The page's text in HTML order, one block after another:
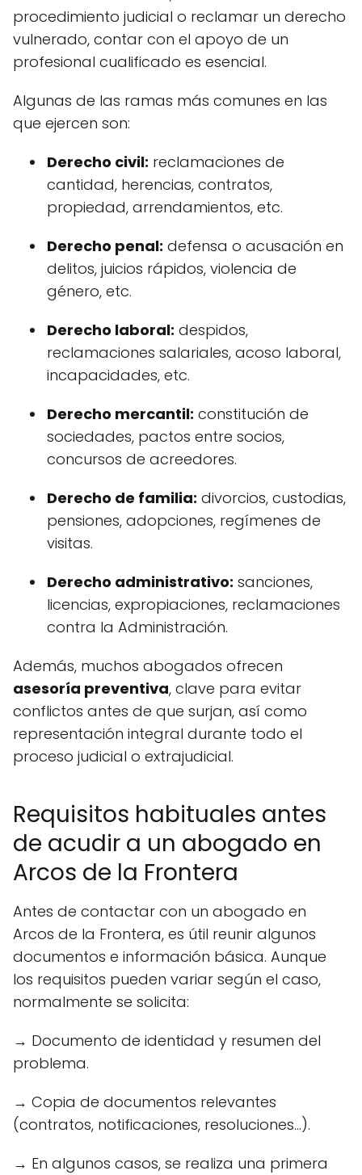
procedimiento judicial o reclamar un derecho
vulnerado, contar con el apoyo de un
profesional cualificado es esencial.
Algunas de las ramas más comunes en las
que ejercen son:
Derecho civil: reclamaciones de
cantidad, herencias, contratos,
propiedad, arrendamientos, etc.
Derecho penal: defensa o acusación en
delitos, juicios rápidos, violencia de
género, etc.
Derecho laboral: despidos,
reclamaciones salariales, acoso laboral,
incapacidades, etc.
Derecho mercantil: constitución de
sociedades, pactos entre socios,
concursos de acreedores.
Derecho de familia: divorcios, custodias,
pensiones, adopciones, regímenes de
visitas.
Derecho administrativo: sanciones,
licencias, expropiaciones, reclamaciones
contra la Administración.
Además, muchos abogados ofrecen
asesoría preventiva, clave para evitar
conflictos antes de que surjan, así como
representación integral durante todo el
proceso judicial o extrajudicial.
Requisitos habituales antes
de acudir a un abogado en
Arcos de la Frontera
Antes de contactar con un abogado en
Arcos de la Frontera, es útil reunir algunos
documentos e información básica. Aunque
los requisitos pueden variar según el caso,
normalmente se solicita:
→ Documento de identidad y resumen del
problema.
→ Copia de documentos relevantes
(contratos, notificaciones, resoluciones...).
→ En algunos casos, se realiza una primera